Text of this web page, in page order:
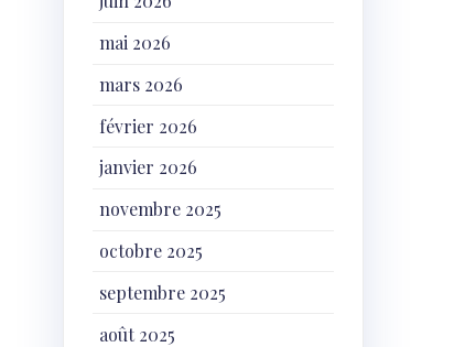
mai 2026
mars 2026
février 2026
janvier 2026
novembre 2025
octobre 2025
septembre 2025
août 2025